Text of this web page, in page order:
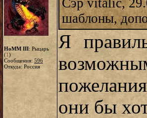
HoMM III: Рыцарь
(1)
Сообщения: 596
Откуда: Россия
Сэр vitalic,
шаблоны,
Я
они бы